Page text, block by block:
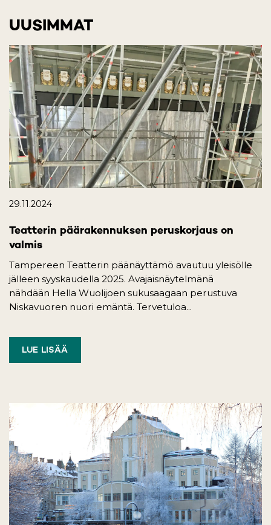
UUSIMMAT
29.11.2024
Teatterin päärakennuksen peruskorjaus on
valmis
Tampereen Teatterin päänäyttämö avautuu yleisölle
jälleen syyskaudella 2025. Avajaisnäytelmänä
nähdään Hella Wuolijoen sukusaagaan perustuva
Niskavuoren nuori emäntä. Tervetuloa...
LUE LISÄÄ